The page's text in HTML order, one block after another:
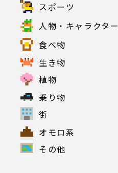
スポーツ
人物・キャラクター
食べ物
生き物
植物
乗り物
街
オモロ系
その他